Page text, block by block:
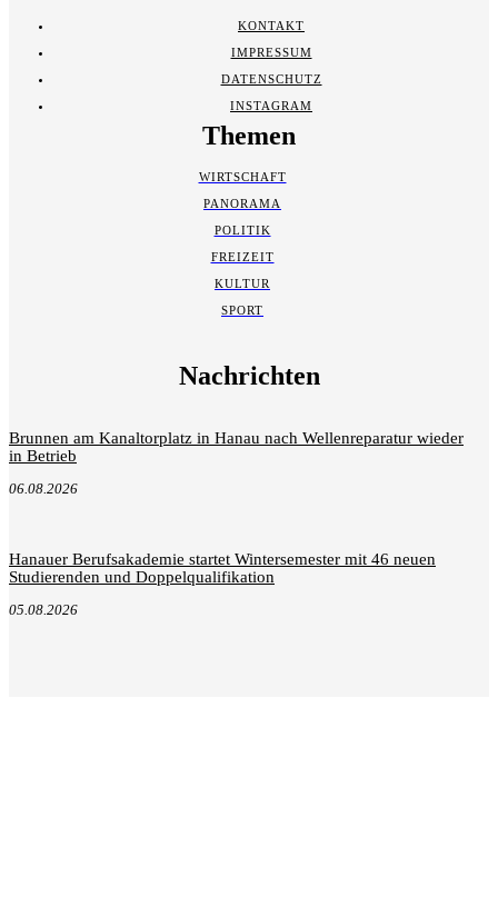
KONTAKT
IMPRESSUM
DATENSCHUTZ
INSTAGRAM
Themen
WIRTSCHAFT
PANORAMA
POLITIK
FREIZEIT
KULTUR
SPORT
Nachrichten
Brunnen am Kanaltorplatz in Hanau nach Wellenreparatur wieder
in Betrieb
06.08.2026
Hanauer Berufsakademie startet Wintersemester mit 46 neuen
Studierenden und Doppelqualifikation
05.08.2026